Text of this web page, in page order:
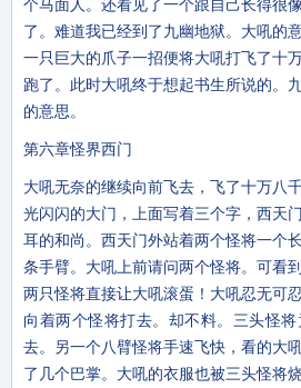
了。难道我已经到了九幽地狱。大吼的
一只巨大的爪子一招便将大吼打飞了十
跑了。此时大吼终于想起书生所说的。
的意思。
第六章怪界西门
大吼无奈的继续向前飞去，飞了十万八
光闪闪的大门，上面写着三个字，西天
耳的和尚。西天门外站着两个怪将一个
条手臂。大吼上前请问两个怪将。可看
两只怪将直接让大吼滚蛋！大吼忍无可
向着两个怪将打去。却不料。三头怪
去。另一个八臂怪将手速飞快，看的大
了几个巴掌。大吼的衣服也被三头怪将